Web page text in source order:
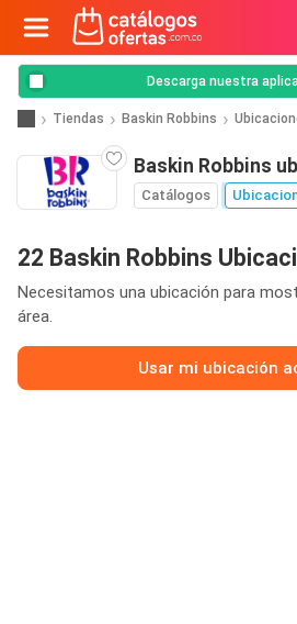
Descarga nuestra
Tiendas Baskin Robbins
Baskin Robbins
Catálogos
22 Baskin Robbins
Necesitamos una ubicación para
área.
Usar mi ubicación